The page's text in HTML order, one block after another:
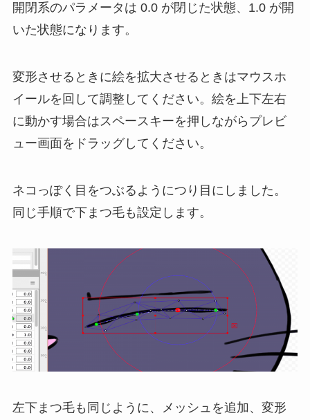
開閉系のパラメータは 0.0 が閉じた状態、1.0 が開
いた状態になります。
変形させるときに絵を拡大させるときはマウスホ
イールを回して調整してください。絵を上下左右
に動かす場合はスペースキーを押しながらプレビ
ュー画面をドラッグしてください。
ネコっぽく目をつぶるようにつり目にしました。
同じ手順で下まつ毛も設定します。
左下まつ毛も同じように、メッシュを追加、変形